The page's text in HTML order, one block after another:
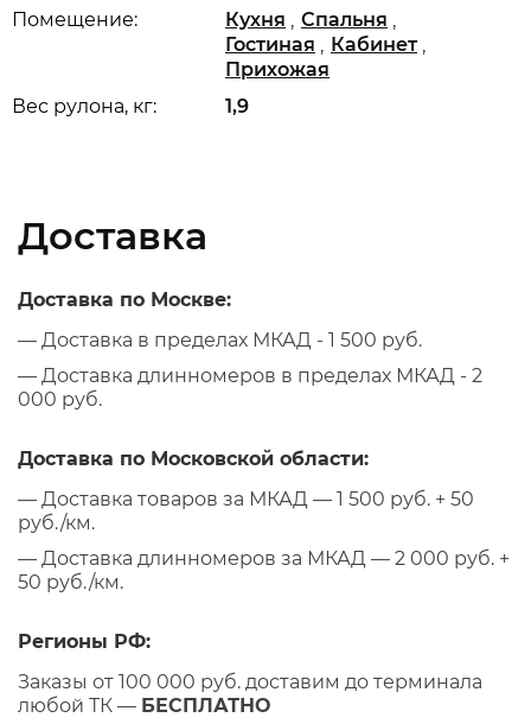
Вес рулона, кг: 1,9
Помещение: Кухня , Спальня ,
Гостиная , Кабинет ,
Прихожая
Доставка
Доставка по Москве:
— Доставка в пределах МКАД - 1 500 руб.
— Доставка длинномеров в пределах МКАД - 2
000 руб.
Доставка по Московской области:
— Доставка товаров за МКАД — 1 500 руб. + 50
руб./км.
— Доставка длинномеров за МКАД — 2 000 руб. +
50 руб./км.
Регионы РФ:
Заказы от 100 000 руб. доставим до терминала
любой ТК — БЕСПЛАТНО